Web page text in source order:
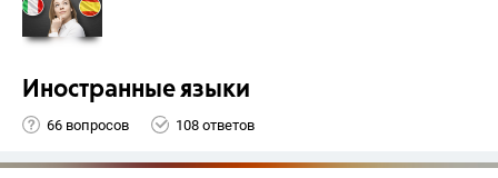
Иностранные языки
66 вопросов 108 ответов